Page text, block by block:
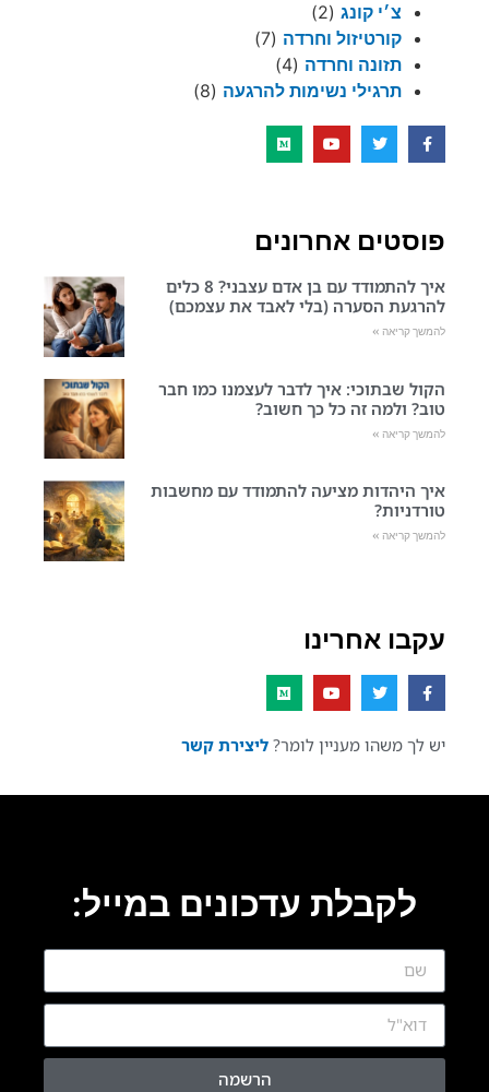
צ׳י קונג (2)
קורטיזול וחרדה (7)
תזונה וחרדה (4)
תרגילי נשימות להרגעה (8)
פוסטים אחרונים
איך להתמודד עם בן אדם עצבני? 8 כלים
להרגעת הסערה (בלי לאבד את עצמכם)
להמשך קריאה »
הקול שבתוכי: איך לדבר לעצמנו כמו חבר
טוב? ולמה זה כל כך חשוב?
להמשך קריאה »
איך היהדות מציעה להתמודד עם מחשבות
טורדניות?
להמשך קריאה »
עקבו אחרינו
יש לך משהו מעניין לומר? ליצירת קשר
לקבלת עדכונים במייל:
הרשמה